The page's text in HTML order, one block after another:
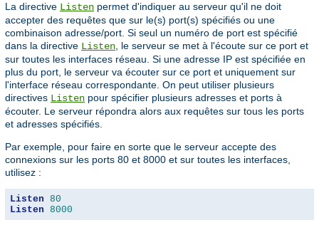
La directive Listen permet d'indiquer au serveur qu'il ne doit
accepter des requêtes que sur le(s) port(s) spécifiés ou une
combinaison adresse/port. Si seul un numéro de port est spécifié
dans la directive Listen , le serveur se met à l'écoute sur ce port et
sur toutes les interfaces réseau. Si une adresse IP est spécifiée en
plus du port, le serveur va écouter sur ce port et uniquement sur
l'interface réseau correspondante. On peut utiliser plusieurs
directives Listen pour spécifier plusieurs adresses et ports à
écouter. Le serveur répondra alors aux requêtes sur tous les ports
et adresses spécifiés.
Par exemple, pour faire en sorte que le serveur accepte des
connexions sur les ports 80 et 8000 et sur toutes les interfaces,
utilisez :
Listen 80
Listen 8000